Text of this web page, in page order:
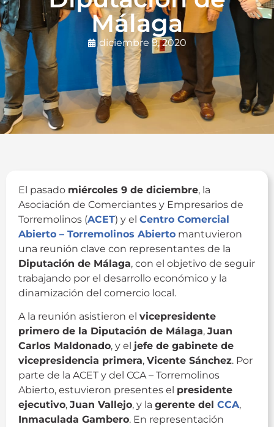
Málaga
diciembre 9, 2020
El pasado miércoles 9 de diciembre, la
Asociación de Comerciantes y Empresarios de
Torremolinos (ACET) y el Centro Comercial
Abierto – Torremolinos Abierto mantuvieron
una reunión clave con representantes de la
Diputación de Málaga, con el objetivo de seguir
trabajando por el desarrollo económico y la
dinamización del comercio local.
A la reunión asistieron el vicepresidente
primero de la Diputación de Málaga, Juan
Carlos Maldonado, y el jefe de gabinete de
vicepresidencia primera, Vicente Sánchez. Por
parte de la ACET y del CCA – Torremolinos
Abierto, estuvieron presentes el presidente
ejecutivo, Juan Vallejo, y la gerente del CCA,
Inmaculada Gambero. En representación